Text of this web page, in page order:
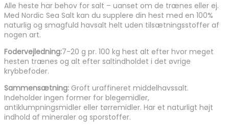
Alle heste har behov for salt – uanset om de trænes eller ej.
Med Nordic Sea Salt kan du supplere din hest med en 100%
naturlig og smagfuld havsalt helt uden tilsætningsstoffer af
nogen art.
Fodervejledning:7-20 g pr. 100 kg hest alt efter hvor meget
hesten trænes og alt efter saltindholdet i det øvrige
krybbefoder.
Sammensætning: Groft uraffineret middelhavssalt.
Indeholder ingen former for blegemidler,
antiklumpningsmidler eller tørremidler. Har et naturligt højt
indhold af mineraler og sporstoffer.